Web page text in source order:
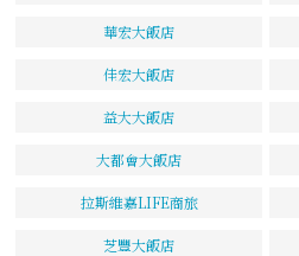
華宏大飯店
佳宏大飯店
益大大飯店
大都會大飯店
拉斯維嘉LIFE商旅
芝豐大飯店